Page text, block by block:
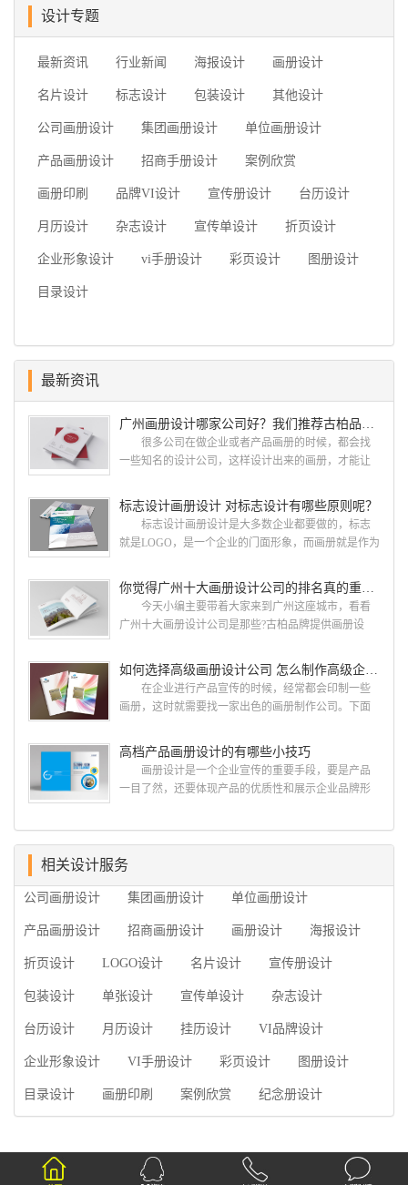
设计专题
最新资讯 行业新闻 海报设计 画册设计
名片设计 标志设计 包装设计 其他设计
公司画册设计 集团画册设计 单位画册设计
产品画册设计 招商手册设计 案例欣赏
画册印刷 品牌VI设计 宣传册设计 台历设计
月历设计 杂志设计 宣传单设计 折页设计
企业形象设计 vi手册设计 彩页设计 图册设计
目录设计
最新资讯
很多公司在做企业或者产品画册的时候，都会找
一些知名的设计公司，这样设计出来的画册，才能让
就给大家说说广州画册设计找哪家公司。 广州画
册设计哪家公司好？本地人都会选择古柏品牌设
计 广州古柏品牌设计有限公司成立于2004年，是
由一群专业、独特的IT精英组成的团队。一直以来，
国网络应用的现状和趋势有很深的...
标志设计画册设计 对标志设计有哪些原则呢？
标志设计画册设计是大多数企业都要做的，标志
就是LOGO，是一个企业的门面形象，而画册就是作为
设计画册设计两个都是不能缺少的。标志设计画册设
计 简练、概括、完美!即要成功到几乎找不至更好
的替代方案的程度是我们的目标，其难度比之其它任
何艺术设计都要大得多。因此古柏品牌设计对标志设
用目的、适用范畴并深刻...
今天小编主要带着大家来到广州这座城市，看看
广州十大画册设计公司是那些?古柏品牌提供画册设
计经验,服务过3000多家的广州集团/单位/产品/目录画
册设计/印刷公司。相信不少喜欢设计的小伙伴都会对
今天的内容感兴趣吧! 一、广州的古柏设计 古
柏品牌设计系品牌策划与推广，企业vi形象设计、平面
广的专业...
在企业进行产品宣传的时候，经常都会印制一些
画册，这时就需要找一家出色的画册制作公司。下面
司，怎么制作高级企业画册?高级画册设计公司 如
何选择高级画册设计公司 首先是员工的能力是否
过硬。这包括调研人员观察捕捉信息、与企业顺利沟
通进而获取重要信息的能力;摄影人员拍摄出真实有效
练掌握制作软件，深谙画册设...
高档产品画册设计的有哪些小技巧
画册设计是一个企业宣传的重要手段，要是产品
一目了然，还要体现产品的优质性和展示企业品牌形
产品画册设计要注重企业文化，引起客户关注 现
在企业都在使用产品画册来进行市场宣传，高档产品
个成功的高档产品画册设计，能够将一个公司的企业
相关设计服务
公司画册设计 集团画册设计 单位画册设计
产品画册设计 招商画册设计 画册设计 海报设计
折页设计 LOGO设计 名片设计 宣传册设计
包装设计 单张设计 宣传单设计 杂志设计
台历设计 月历设计 挂历设计 VI品牌设计
企业形象设计 VI手册设计 彩页设计 图册设计
目录设计 画册印刷 案例欣赏 纪念册设计